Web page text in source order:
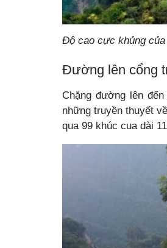
Độ cao cực khủng của
Đường lên cổng
Chặng đường lên
những truyền thuyết
qua 99 khúc cua dài